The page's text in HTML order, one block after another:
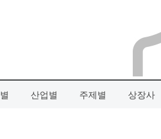
산업별 주제별 상장사